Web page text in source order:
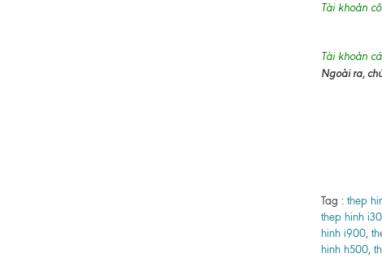
Tài khoản
Tài khoản
Ngoài ra,
Tag : thep
thep hinh
hinh i900,
hinh h500,